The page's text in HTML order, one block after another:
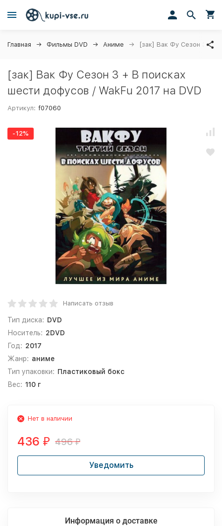
Главная Фильмы DVD Аниме [зак] Вак Фу Сезон 3 + В
[зак] Вак Фу Сезон 3 + В поисках
шести дофусов / WakFu 2017 на DVD
Артикул: f07060
-12%
Написать отзыв
Тип диска: DVD
Носитель: 2DVD
Год: 2017
Жанр: аниме
Тип упаковки: Пластиковый бокс
Вес: 110 г
Нет в наличии
436 ₽ 496₽
Уведомить
Информация о доставке